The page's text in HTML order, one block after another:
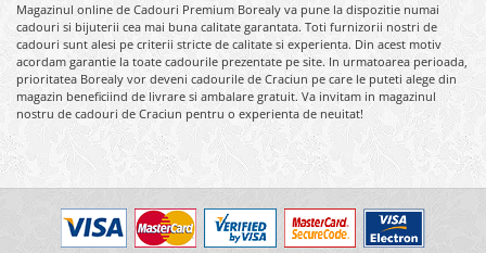
Magazinul online de Cadouri Premium Borealy va pune la dispozitie numai
cadouri si bijuterii cea mai buna calitate garantata. Toti furnizorii nostri de
cadouri sunt alesi pe criterii stricte de calitate si experienta. Din acest motiv
acordam garantie la toate cadourile prezentate pe site. In urmatoarea perioada,
prioritatea Borealy vor deveni cadourile de Craciun pe care le puteti alege din
magazin beneficiind de livrare si ambalare gratuit. Va invitam in magazinul
nostru de cadouri de Craciun pentru o experienta de neuitat!